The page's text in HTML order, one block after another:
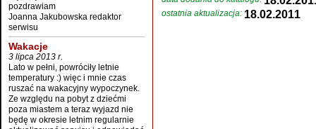
pozdrawiam
Joanna Jakubowska redaktor
serwisu
Wakacje
3 lipca 2013 r.
Lato w pełni, powróciły letnie
temperatury :) więc i mnie czas
ruszać na wakacyjny wypoczynek.
Ze względu na pobyt z dziećmi
poza miastem a teraz wyjazd nie
będę w okresie letnim regularnie
ostatnia aktualizacja: 18.02.2011